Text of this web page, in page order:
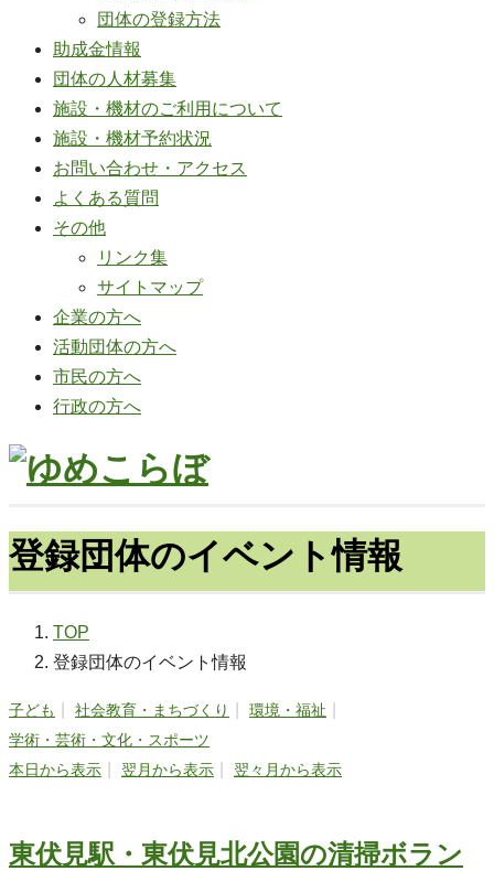
団体の登録方法
助成金情報
団体の人材募集
施設・機材のご利用について
施設・機材予約状況
お問い合わせ・アクセス
よくある質問
その他
リンク集
サイトマップ
企業の方へ
活動団体の方へ
市民の方へ
行政の方へ
登録団体のイベント情報
TOP
登録団体のイベント情報
子ども 社会教育・まちづくり
環境・福祉
学術・芸術・文化・スポーツ
本日から表示
翌月から表示 翌々月から表示
東伏見駅・東伏見北公園の清掃ボラン